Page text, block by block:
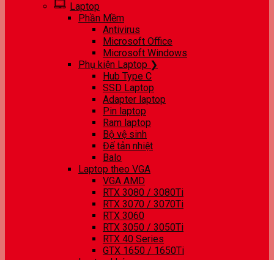
Laptop
Phần Mềm
Antivirus
Microsoft Office
Microsoft Windows
Phụ kiện Laptop ❯
Hub Type C
SSD Laptop
Adapter laptop
Pin laptop
Ram laptop
Bộ vệ sinh
Đế tản nhiệt
Balo
Laptop theo VGA
VGA AMD
RTX 3080 / 3080Ti
RTX 3070 / 3070Ti
RTX 3060
RTX 3050 / 3050Ti
RTX 40 Series
GTX 1650 / 1650Ti